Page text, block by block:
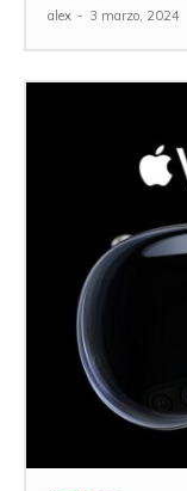
alex - 3 marzo, 2024